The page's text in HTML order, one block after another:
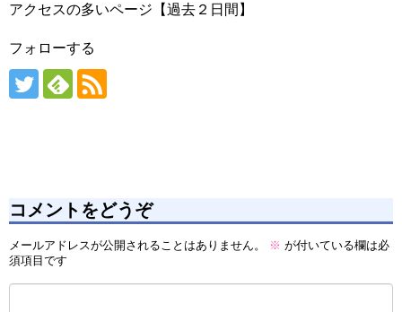
アクセスの多いページ【過去２日間】
フォローする
コメントをどうぞ
メールアドレスが公開されることはありません。 ※ が付いている欄は必
須項目です